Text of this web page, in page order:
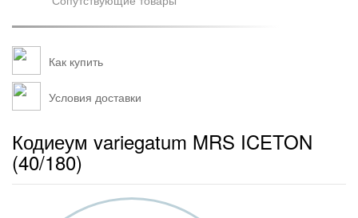
Как купить
Условия доставки
Кодиеум variegatum MRS ICETON
(40/180)